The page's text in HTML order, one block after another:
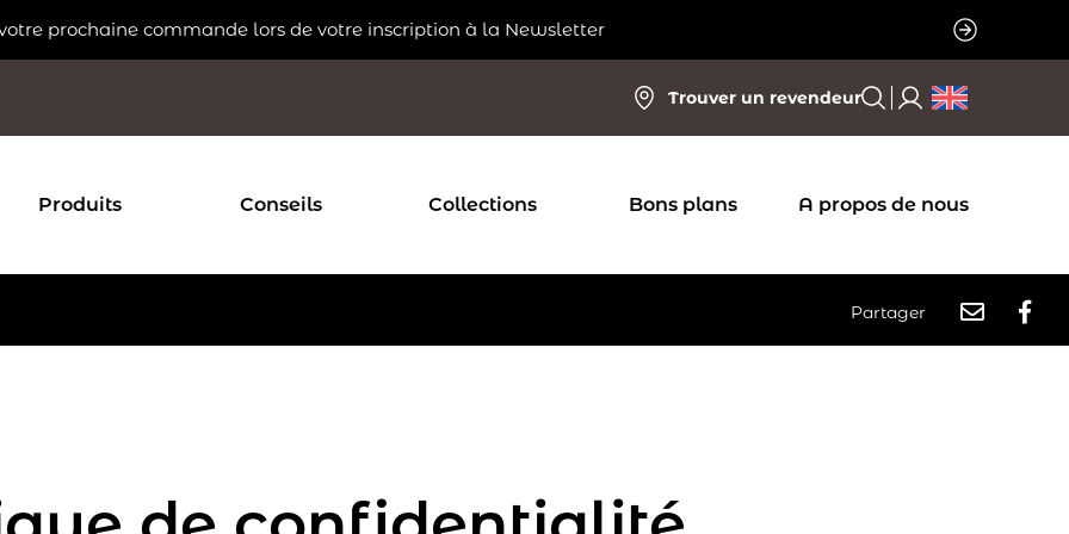
prochaine commande lors de votre inscription à la Newsletter
Trouver un revendeur
Produits Conseils Collections Bons plans A propos de nous
Partager